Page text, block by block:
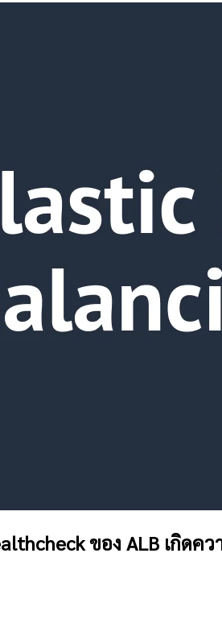
ของ ALB เกิดค